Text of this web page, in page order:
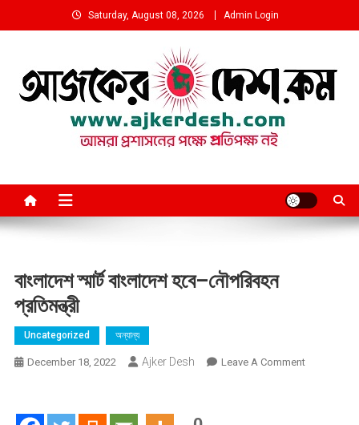
to
Saturday, August 08, 2026 Admin Login
বাংলাদেশ স্মার্ট বাংলাদেশ হবে–নৌপরিবহন
প্রতিমন্ত্রী
Uncategorized অন্যান্য
December 18, 2022 Ajker Desh Leave A CommentOn